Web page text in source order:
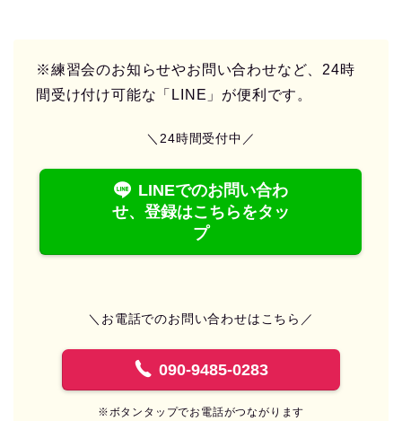
※練習会のお知らせやお問い合わせなど、24時
間受け付け可能な「LINE」が便利です。
＼24時間受付中／
LINEでのお問い合わ
せ、登録はこちらをタッ
プ
＼お電話でのお問い合わせはこちら／
090-9485-0283
※ボタンタップでお電話がつながります